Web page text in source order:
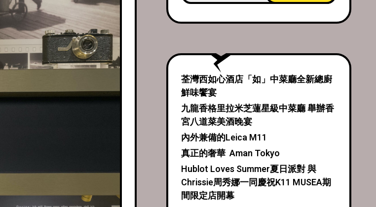
荃灣西如心酒店「如」中菜廳全新總廚
鮮味饗宴
九龍香格里拉米芝蓮星級中菜廳 舉辦香
宮八道菜美酒晚宴
內外兼備的Leica M11
真正的奢華 Aman Tokyo
Hublot Loves Summer夏日派對 與
Chrissie周秀娜一同慶祝K11 MUSEA期
間限定店開幕